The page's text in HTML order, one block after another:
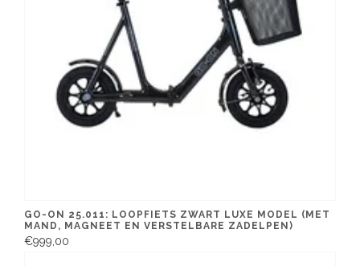
GO-ON 25.011: LOOPFIETS ZWART LUXE MODEL (MET
MAND, MAGNEET EN VERSTELBARE ZADELPEN)
€999,00